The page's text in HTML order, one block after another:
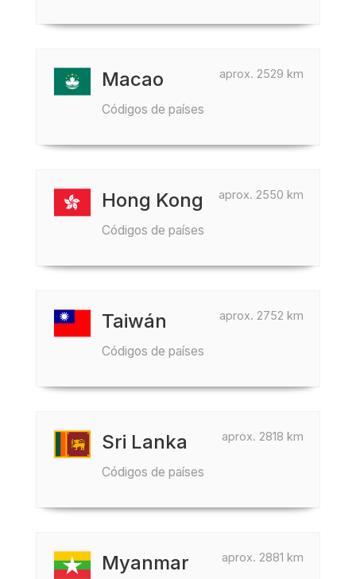
aprox. 2529 km
Macao
Códigos de países
aprox. 2550 km
Hong Kong
Códigos de países
aprox. 2752 km
Taiwán
Códigos de países
aprox. 2818 km
Sri Lanka
Códigos de países
aprox. 2881 km
Myanmar